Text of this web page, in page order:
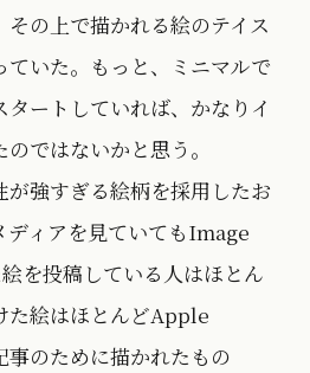
その上で描かれる絵のテイス
ていた。もっと、ミニマルで
ートしていれば、かなりイ
ではないかと思う。
強すぎる絵柄を採用したお
ディアを見ていてもImage
を投稿している人はほとん
た絵はほとんどApple
のために描かれたもの